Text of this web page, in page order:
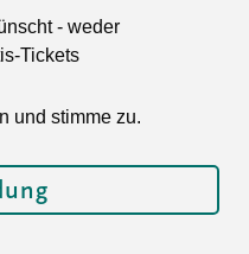
- weder
Tickets
und stimme zu.